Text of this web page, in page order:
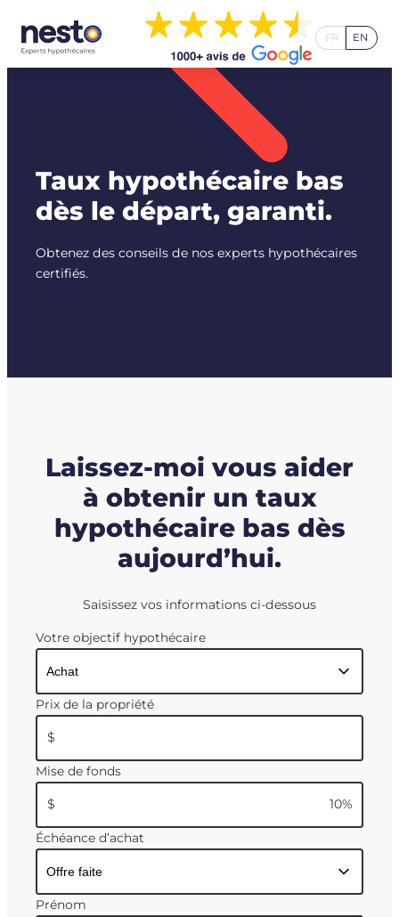
contenu
FR EN
Taux hypothécaire bas
dès le départ, garanti.
Obtenez des conseils de nos experts hypothécaires
certifiés.
Laissez-moi vous aider
à obtenir un taux
hypothécaire bas dès
aujourd’hui.
Saisissez vos informations ci-dessous
Votre objectif hypothécaire
Prix de la propriété
$
Mise de fonds
$ 10%
Échéance d’achat
Prénom